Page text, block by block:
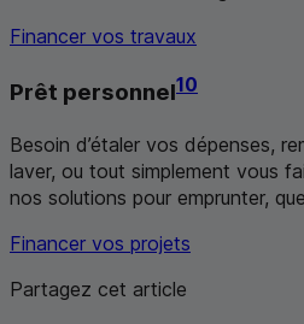
Financer vos travaux
Prêt personnel10
Besoin d’étaler vos dépenses,
laver, ou tout simplement vous
nos solutions pour emprunter,
Financer vos projets
Partagez cet article